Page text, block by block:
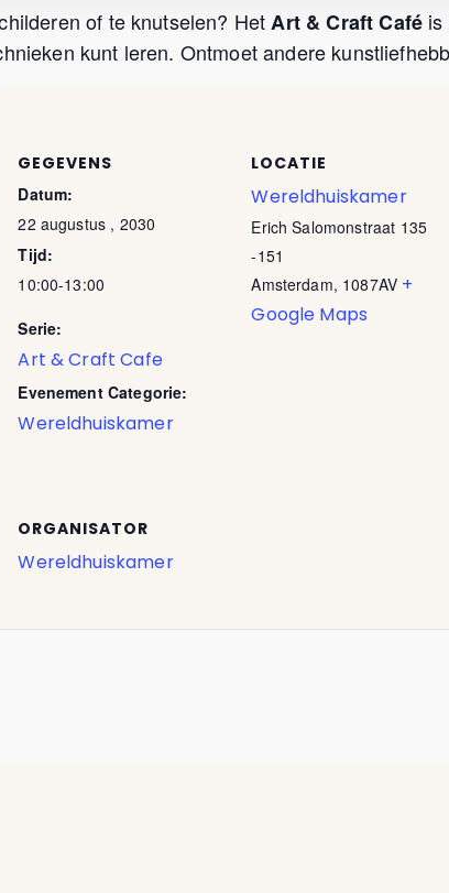
of te knutselen? Het Art & Craft Caféis
kunt leren. Ontmoet andere
GEGEVENS
Datum:
22 augustus , 2030
Tijd:
10:00-13:00
Serie:
Art & Craft Cafe
Evenement Categorie:
Wereldhuiskamer
LOCATIE
Wereldhuiskamer
Erich Salomonstraat 135
-151
Amsterdam, 1087AV +
Google Maps
ORGANISATOR
Wereldhuiskamer